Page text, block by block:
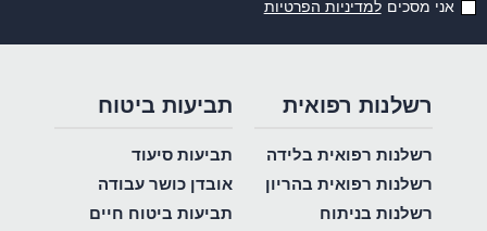
אני מסכים למדיניות הפרטיות
רשלנות רפואית
רשלנות רפואית בלידה
רשלנות רפואית בהריון
רשלנות בניתוח
תביעות ביטוח
תביעות סיעוד
אובדן כושר עבודה
תביעות ביטוח חיים